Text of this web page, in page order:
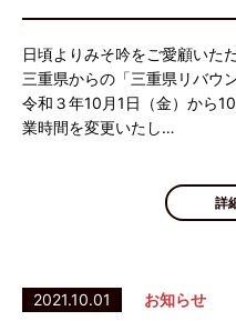
日頃よりみそ吟をご愛顧いた
三重県からの「三重県リバウ
令和３年10月1日（金）から
業時間を変更いたし…
詳
2021.10.01 お知らせ